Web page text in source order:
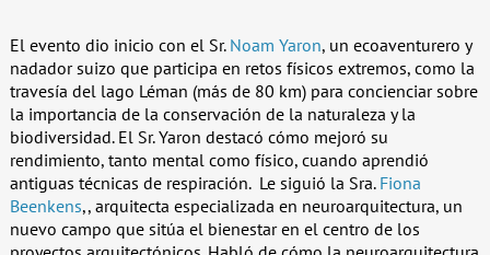
El evento dio inicio con el Sr. Noam Yaron, un ecoaventurero y
nadador suizo que participa en retos físicos extremos, como la
travesía del lago Léman (más de 80 km) para concienciar sobre
la importancia de la conservación de la naturaleza y la
biodiversidad. El Sr. Yaron destacó cómo mejoró su
rendimiento, tanto mental como físico, cuando aprendió
antiguas técnicas de respiración. Le siguió la Sra. Fiona
Beenkens,, arquitecta especializada en neuroarquitectura, un
nuevo campo que sitúa el bienestar en el centro de los